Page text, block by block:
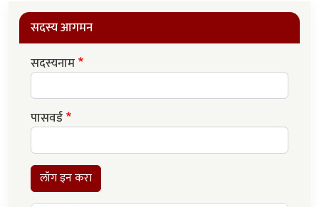
सदस्य आगमन
सदस्यनाम
पासवर्ड
लॉग इन करा